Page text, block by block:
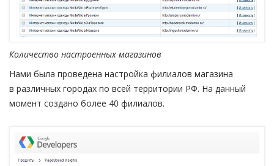
Количество настроенных магазинов
Нами была проведена настройка филиалов магазина
в различных городах по всей территории РФ. На данный
момент создано более 40 филиалов.